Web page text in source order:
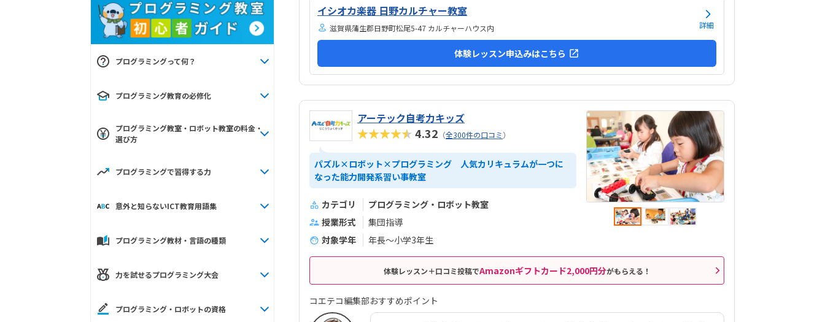
プログラミングって何？
プログラミング教育の必修化
プログラミング教室・ロボット教室の料金・
選び方
プログラミングで習得する力
意外と知らないICT教育用語集
プログラミング教材・言語の種類
力を試せるプログラミング大会
プログラミング・ロボットの資格
くりがされていると感じました。
特に感じませんでした。カリキュラムやサポート面を
に取り組む姿が親として嬉しかったです。特にロボッ
境だと感じました。教室自体...
イシオカ楽器 日野カルチャー教室
滋賀県蒲生郡日野町松尾5-47 カルチャーハウス内 詳細
体験レッスン申込みはこちら
アーテック自考力キッズ
★★★★★4.32 （全300件の口コミ）
パズル×ロボット×プログラミング 人気カリキュラムが一つに
なった能力開発系習い事教室
カテゴリ
プログラミング・ロボット教室
授業形式
集団指導
対象学年
年長～小学3年生
体験レッスン＋口コミ投稿でAmazonギフトカード2,000円分がもらえる！
コエテコ編集部おすすめポイント